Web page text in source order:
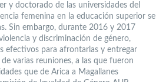
y doctorado de las universidades del
femenina en la educación superior se
Sin embargo, durante 2016 y 2017
y discriminación de género,
efectivos para afrontarlas y entregar
varias reuniones, a las que fueron
que de Arica a Magallanes